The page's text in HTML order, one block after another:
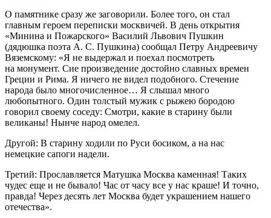
О памятнике сразу же заговорили. Более того, он стал
главным героем переписки москвичей. В день открытия
«Минина и Пожарского» Василий Львович Пушкин
(дядюшка поэта А. С. Пушкина) сообщал Петру Андреевичу
Вяземскому: «Я не выдержал и поехал посмотреть
на монумент. Сие произведение достойно славных времен
Греции и Рима. Я ничего не видел подобного. Стечение
народа было многочисленное… Я слышал много
любопытного. Один толстый мужик с рыжею бородою
говорил своему соседу: Смотри, какие в старину были
великаны! Нынче народ омелел.
Другой: В старину ходили по Руси босиком, а на нас
немецкие сапоги надели.
Третий: Прославляется Матушка Москва каменная! Таких
чудес еще и не бывало! Час от часу все у нас краше! И точно,
правда! Через десять лет Москва будет украшением нашего
отечества».